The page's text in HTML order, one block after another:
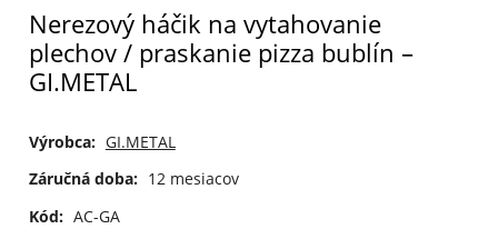
Nerezový háčik na vytahovanie
plechov / praskanie pizza bublín –
GI.METAL
Výrobca: GI.METAL
Záručná doba: 12 mesiacov
Kód: AC-GA